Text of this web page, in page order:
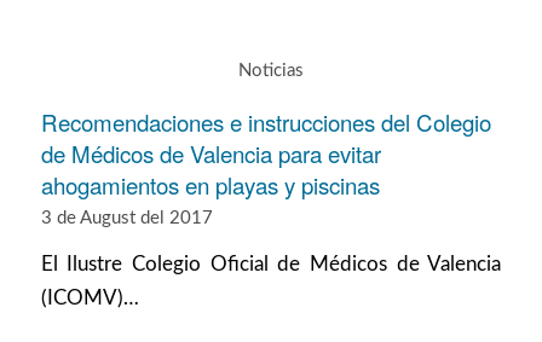
Noticias
Recomendaciones e instrucciones del Colegio
de Médicos de Valencia para evitar
ahogamientos en playas y piscinas
3 de August del 2017
El Ilustre Colegio Oficial de Médicos de Valencia
(ICOMV)…